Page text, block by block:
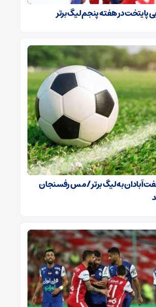
پایتخت در هفته پنجم لیگ برتر
آبادان به لیگ برتر / مس رفسنجان